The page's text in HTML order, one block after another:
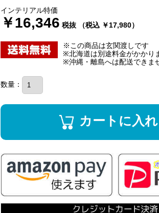
インテリアル特価
￥16,346 税抜 （税込 ￥17,980）
※この商品は玄関渡しです
※北海道は別途料金がかかり
※沖縄・離島へは配送できま
数量：
カートに入